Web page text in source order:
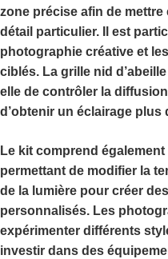
zone précise afin de
détail particulier. Il est
photographie créative et
ciblés. La grille nid
elle de contrôler la
d’obtenir un éclairage plus
Le kit comprend
permettant de modifier la
de la lumière pour créer
personnalisés. Les
expérimenter différents
investir dans des